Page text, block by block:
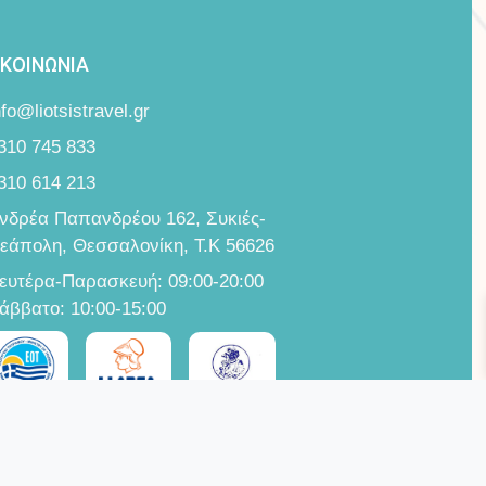
745 833
614 213
Παπανδρέου 162, Συκιές-
Θεσσαλονίκη, Τ.Κ 56626
Παρασκευή: 09:00-20:00
10:00-15:00